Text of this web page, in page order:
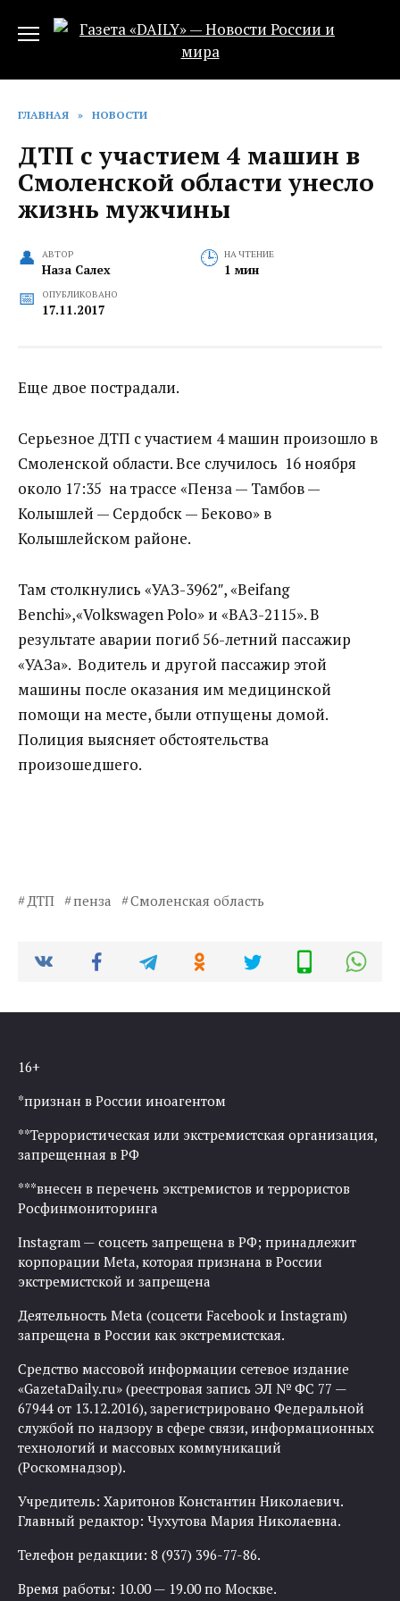
ГЛАВНАЯ » НОВОСТИ
ДТП с участием 4 машин в
Смоленской области унесло
жизнь мужчины
АВТОР
Наза Салех
НА ЧТЕНИЕ
1 мин
ОПУБЛИКОВАНО
17.11.2017
Еще двое пострадали.
Серьезное ДТП с участием 4 машин произошло в
Смоленской области. Все случилось 16 ноября
около 17:35 на трассе «Пенза — Тамбов —
Колышлей — Сердобск — Беково» в
Колышлейском районе.
Там столкнулись «УАЗ-3962″, «Beifang
Benchi»,«Volkswagen Polo» и «ВАЗ-2115». В
результате аварии погиб 56-летний пассажир
«УАЗа». Водитель и другой пассажир этой
машины после оказания им медицинской
помощи на месте, были отпущены домой.
Полиция выясняет обстоятельства
произошедшего.
ДТП пенза Смоленская область
16+
*признан в России иноагентом
**Террористическая или экстремистская организация,
запрещенная в РФ
***внесен в перечень экстремистов и террористов
Росфинмониторинга
Instagram — соцсеть запрещена в РФ; принадлежит
корпорации Meta, которая признана в России
экстремистской и запрещена
Деятельность Meta (соцсети Facebook и Instagram)
запрещена в России как экстремистская.
Средство массовой информации сетевое издание
«GazetaDaily.ru» (реестровая запись ЭЛ № ФС 77 —
67944 от 13.12.2016), зарегистрировано Федеральной
службой по надзору в сфере связи, информационных
технологий и массовых коммуникаций
(Роскомнадзор).
Учредитель: Харитонов Константин Николаевич.
Главный редактор: Чухутова Мария Николаевна.
Телефон редакции: 8 (937) 396-77-86.
Время работы: 10.00 — 19.00 по Москве.